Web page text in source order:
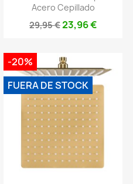
Acero Cepillado
29,95 €23,96 €
-20%
FUERA DE STOCK